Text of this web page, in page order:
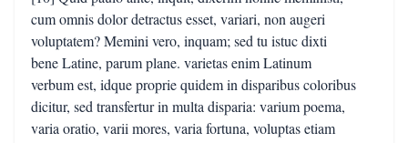
cum omnis dolor detractus esset, variari, non augeri
voluptatem? Memini vero, inquam; sed tu istuc dixti
bene Latine, parum plane. varietas enim Latinum
verbum est, idque proprie quidem in disparibus coloribus
dicitur, sed transfertur in multa disparia: varium poema,
varia oratio, varii mores, varia fortuna, voluptas etiam